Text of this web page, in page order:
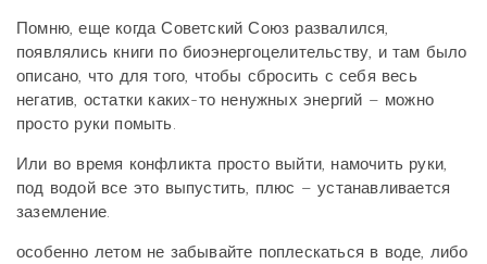
Помню, еще когда Советский Союз развалился,
появлялись книги по биоэнергоцелительству, и там было
описано, что для того, чтобы сбросить с себя весь
негатив, остатки каких-то ненужных энергий – можно
просто руки помыть.
Или во время конфликта просто выйти, намочить руки,
под водой все это выпустить, плюс – устанавливается
заземление.
особенно летом не забывайте поплескаться в воде, либо